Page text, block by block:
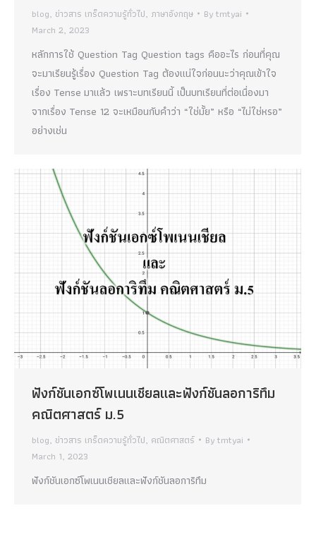
blog, ข่าวสาร เกร็ดความรู้ทั่วไป, ภาษาอังกฤษ Bytmtyai
March 2, 2023
หลักการใช้ Question Tag Question tags คืออะไร ก่อนที่คุณ
จะมาเรียนรู้เรื่อง Question Tag ต้องแน่ใจก่อนนะว่าคุณเข้าใจ
เรื่อง Tense มาแล้ว เพราะบทเรียนนี้ เป็นบทเรียนที่ต่อเนื่องมา
จากเรื่อง Tense 12 จะเหมือนกับคำว่า “ใช่มั้ย” หรือ “ไม่ใช่หรอ”
อย่างเช่น
ฟังก์ชันเอกซ์โพเนนเชียลและฟังก์ชันลอการิทึม
คณิตศาสตร์ ม.5
blog, ข่าวสาร เกร็ดความรู้ทั่วไป, คณิตศาสตร์ Bytmtyai
March 1, 2023
ฟังก์ชันเอกซ์โพเนนเชียลและฟังก์ชันลอการิทึม